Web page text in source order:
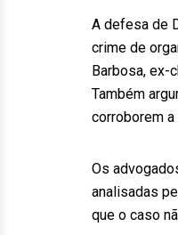
A defesa de
crime de
Barbosa, ex-
Também
corroborem a
Os
analisadas
que o caso